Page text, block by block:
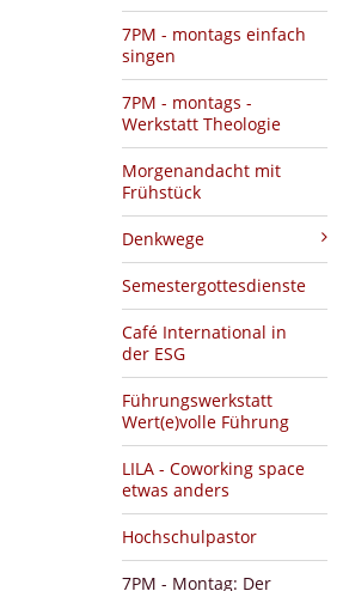
7PM - montags einfach
singen
7PM - montags -
Werkstatt Theologie
Morgenandacht mit
Frühstück
Denkwege
Semestergottesdienste
Café International in
der ESG
Führungswerkstatt
Wert(e)volle Führung
LILA - Coworking space
etwas anders
Hochschulpastor
7PM - Montag: Der